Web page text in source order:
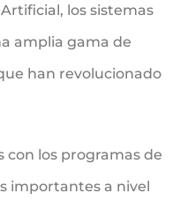
los sistemas
amplia gama de
han revolucionado
con los programas de
importantes a nivel